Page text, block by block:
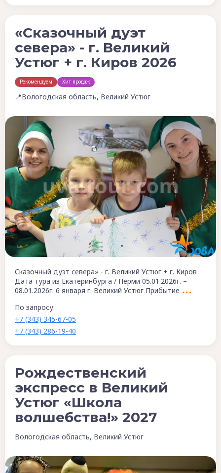
«Сказочный дуэт
севера» - г. Великий
Устюг + г. Киров 2026
Рекомендуем Хит продаж
📍Вологодская область, Великий Устюг
Сказочный дуэт севера» - г. Великий Устюг + г. Киров
Дата тура из Екатеринбурга / Перми 05.01.2026г. –
08.01.2026г. 6 января г. Великий Устюг Прибытие
По запросу:
+7 (343) 345-67-05
+7 (343) 286-19-40
Рождественский
экспресс в Великий
Устюг «Школа
волшебства!» 2027
Вологодская область, Великий Устюг